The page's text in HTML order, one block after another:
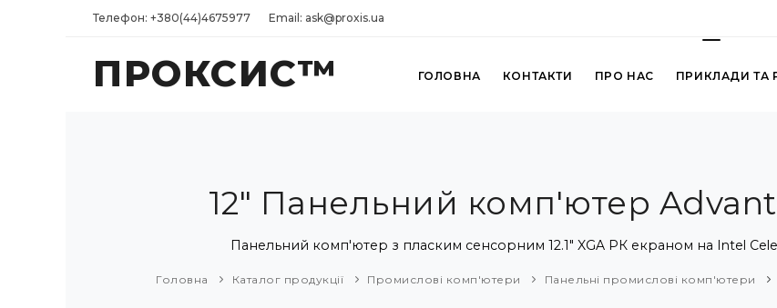
Телефон: +380(44)4675977 Email: ask@proxis.ua
ПРОКСИС™ ГОЛОВНА КОНТАКТИ ПРО НАС ПРИКЛАДИ ТА
12" Панельний комп'ютер
Панельний комп'ютер з пласким сенсорним 12.1" XGA РК екраном на Intel
Головна Каталог продукції Промислові комп'ютери Панельні промислові комп'ютери